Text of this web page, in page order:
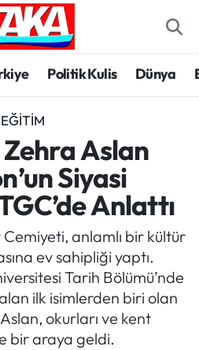
Politik Kulis Dünya
EĞITIM
Aslan
Siyasi
Anlattı
anlamlı bir kültür
ev sahipliği yaptı.
Tarih Bölümü’nde
ilk isimlerden biri olan
okurları ve kent
bir araya geldi.
Haritası
ve Fikstür